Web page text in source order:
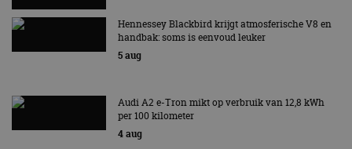
Hennessey Blackbird krijgt atmosferische V8 en
handbak: soms is eenvoud leuker
5 aug
Audi A2 e-Tron mikt op verbruik van 12,8 kWh
per 100 kilometer
4 aug